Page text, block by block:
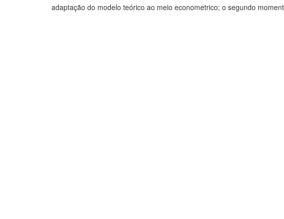
adaptação do modelo teórico ao meio econometrico; o segundo